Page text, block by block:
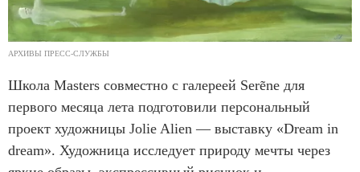
АРХИВЫ ПРЕСС-СЛУЖБЫ
Школа Masters совместно с галереей Serẽne для
первого месяца лета подготовили персональный
проект художницы Jolie Alien — выставку «Dream in
dream». Художница исследует природу мечты через